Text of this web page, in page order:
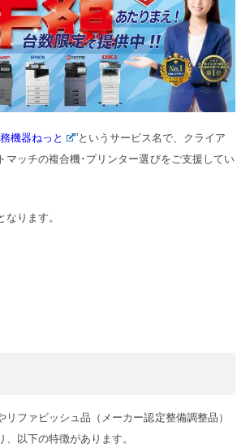
機器ねっと
”というサービス名で、クライア
マッチの複合機･プリンター選びをご支援してい
ります。
リファビッシュ品（メーカー認定整備調整品）
以下の特徴があります。